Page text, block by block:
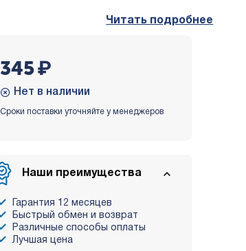
Читать подробнее
345₽
Нет в наличии
Сроки поставки уточняйте у менеджеров
Наши преимущества
Гарантия 12 месяцев
Быстрый обмен и возврат
Различные способы оплаты
Лучшая цена